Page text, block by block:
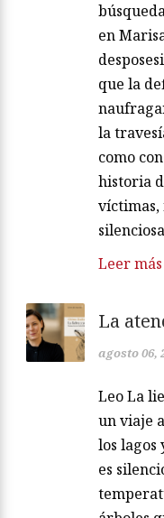
en
que la
la
como
historia
víctimas,
Leer más
La
agosto 06,
Leo La
un viaje
los lagos
es